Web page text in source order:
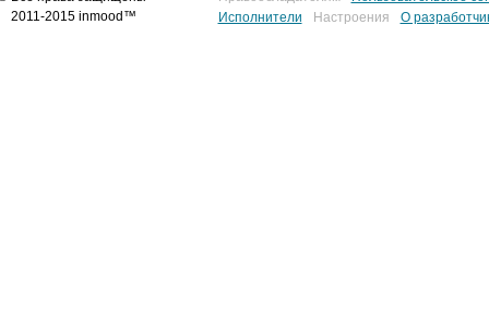
2011-2015 inmood™
Исполнители
Настроения О